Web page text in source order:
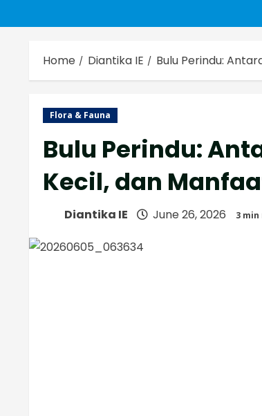
Home Diantika IE Bulu Perindu:
Flora & Fauna
Bulu Perindu:
Kecil, dan
Diantika IE June 26, 2026 3 min